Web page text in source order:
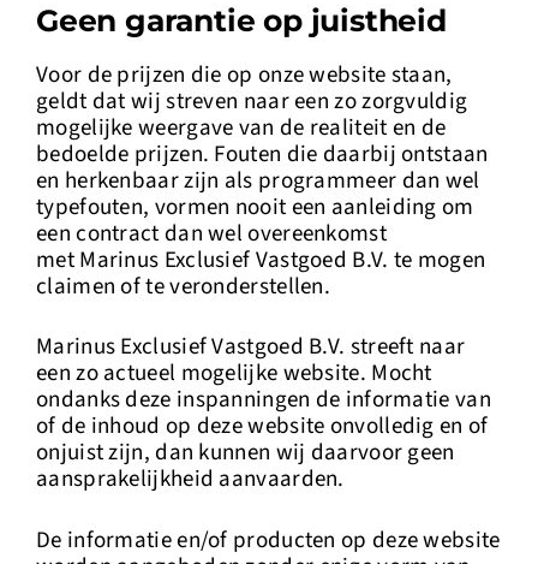
Geen garantie op juistheid
Voor de prijzen die op onze website staan,
geldt dat wij streven naar een zo zorgvuldig
mogelijke weergave van de realiteit en de
bedoelde prijzen. Fouten die daarbij ontstaan
en herkenbaar zijn als programmeer dan wel
typefouten, vormen nooit een aanleiding om
een contract dan wel overeenkomst
met Marinus Exclusief Vastgoed B.V. te mogen
claimen of te veronderstellen.
Marinus Exclusief Vastgoed B.V. streeft naar
een zo actueel mogelijke website. Mocht
ondanks deze inspanningen de informatie van
of de inhoud op deze website onvolledig en of
onjuist zijn, dan kunnen wij daarvoor geen
aansprakelijkheid aanvaarden.
De informatie en/of producten op deze website